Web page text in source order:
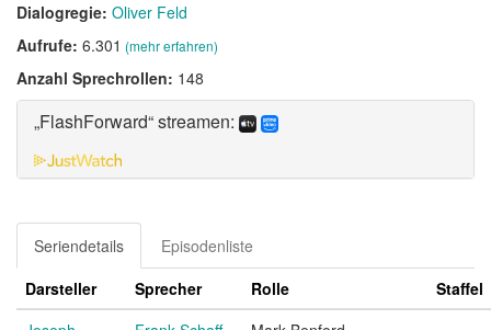
Dialogregie: Oliver Feld
Aufrufe: 6.301 (mehr erfahren)
Anzahl Sprechrollen: 148
„FlashForward“ streamen:
Seriendetails
Episodenliste
Darsteller
Sprecher Rolle
Staffel